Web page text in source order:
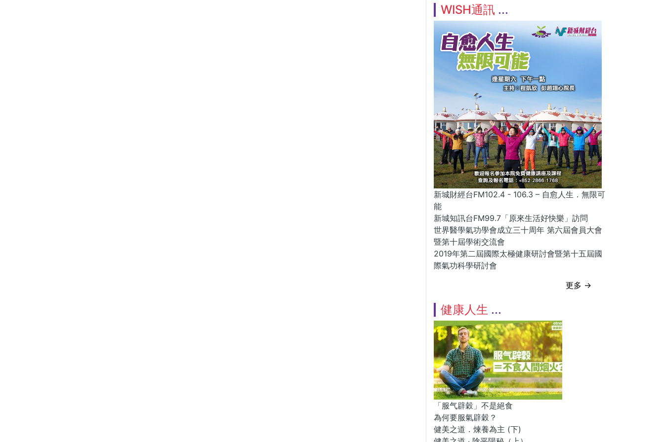
WISH通訊
新城財經台FM102.4 - 106.3 – 自愈人生．無限可
能
新城知訊台FM99.7「原來生活好快樂」訪問
世界醫學氣功學會成立三十周年 第六屆會員大會
暨第十屆學術交流會
2019年第二屆國際太極健康研討會暨第十五屆國
際氣功科學研討會
更多 →
健康人生
「服气辟穀」不是絕食
為何要服氣辟穀？
健美之道．煉養為主 (下)